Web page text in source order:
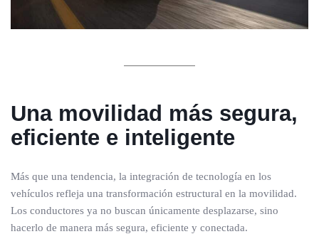
Una movilidad más segura,
eficiente e inteligente
Más que una tendencia, la integración de tecnología en los
vehículos refleja una transformación estructural en la movilidad.
Los conductores ya no buscan únicamente desplazarse, sino
hacerlo de manera más segura, eficiente y conectada.